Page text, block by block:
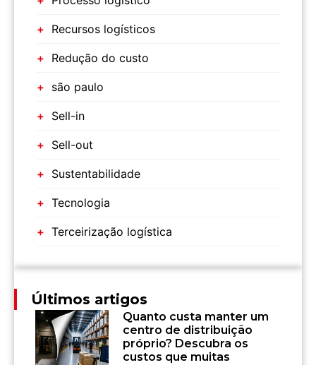
Recursos logísticos
Redução do custo
são paulo
Sell-in
Sell-out
Sustentabilidade
Tecnologia
Terceirização logística
Últimos artigos
Quanto custa manter um
centro de distribuição
próprio? Descubra os
custos que muitas